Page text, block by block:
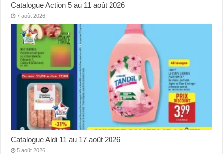
Catalogue Action 5 au 11 août 2026
7 août 2026
Catalogue Aldi 11 au 17 août 2026
5 août 2026